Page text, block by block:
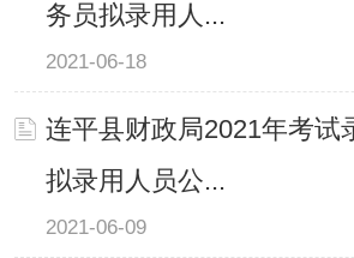
务员拟录用人...
2021-06-18
连平县财政局2021年考试
拟录用人员公...
2021-06-09